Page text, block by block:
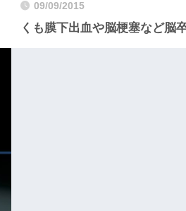
09/09/2015
くも膜下出血や脳梗塞など脳